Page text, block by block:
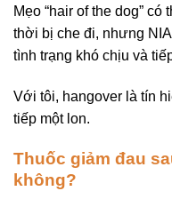
Mẹo “hair of the dog”
thời bị che đi, nhưng
tình trạng khó chịu và
Với tôi, hangover là tín
tiếp một lon.
Thuốc giảm đau
không?